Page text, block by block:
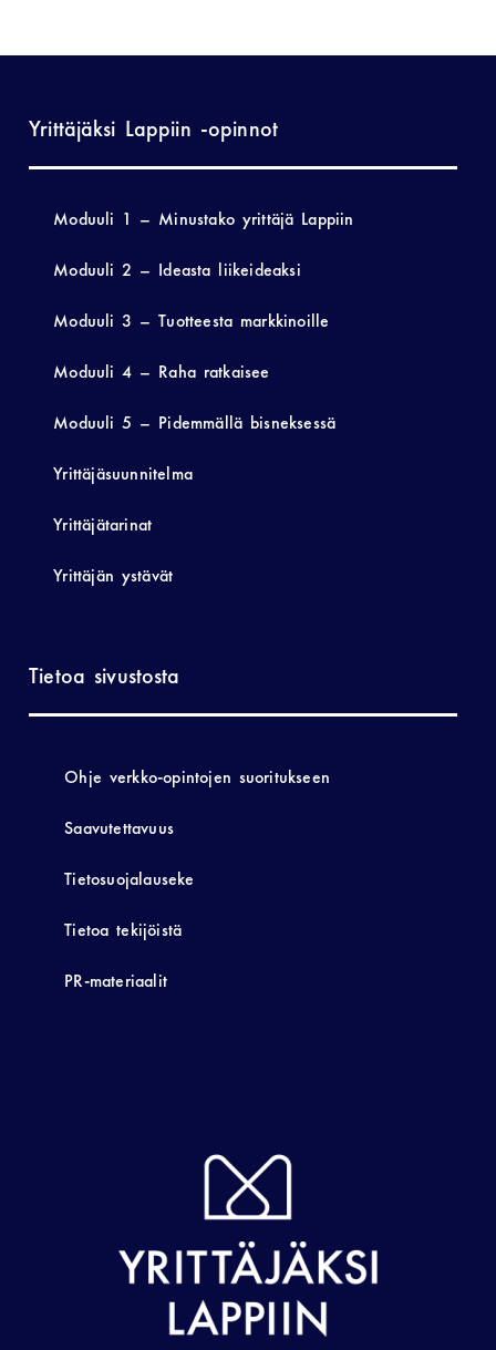
Yrittäjäksi Lappiin -opinnot
Moduuli 1 – Minustako yrittäjä Lappiin
Moduuli 2 – Ideasta liikeideaksi
Moduuli 3 – Tuotteesta markkinoille
Moduuli 4 – Raha ratkaisee
Moduuli 5 – Pidemmällä bisneksessä
Yrittäjäsuunnitelma
Yrittäjätarinat
Yrittäjän ystävät
Tietoa sivustosta
Ohje verkko-opintojen suoritukseen
Saavutettavuus
Tietosuojalauseke
Tietoa tekijöistä
PR-materiaalit